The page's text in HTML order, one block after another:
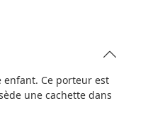
Ce porteur est
une cachette dans